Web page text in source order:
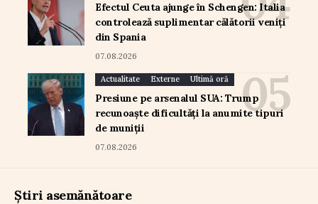
Efectul Ceuta ajunge în Schengen: Italia
controlează suplimentar călătorii veniți
din Spania
07.08.2026
Actualitate Externe Ultimă oră
Presiune pe arsenalul SUA: Trump
recunoaște dificultăți la anumite tipuri
de muniții
07.08.2026
Știri asemănătoare